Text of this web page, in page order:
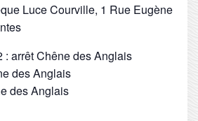
Luce Courville, 1 Rue Eugène
: arrêt Chêne des Anglais
des Anglais
des Anglais